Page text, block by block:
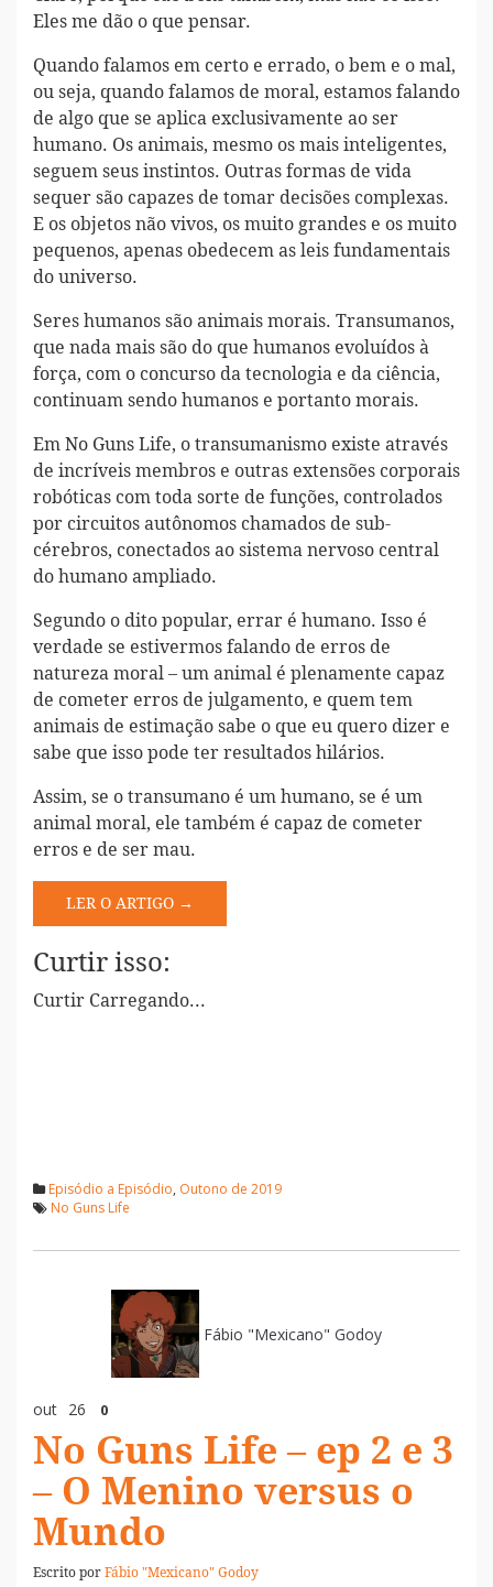
Eles me dão o que pensar.
Quando falamos em certo e errado, o bem e o mal,
ou seja, quando falamos de moral, estamos falando
de algo que se aplica exclusivamente ao ser
humano. Os animais, mesmo os mais inteligentes,
seguem seus instintos. Outras formas de vida
sequer são capazes de tomar decisões complexas.
E os objetos não vivos, os muito grandes e os muito
pequenos, apenas obedecem as leis fundamentais
do universo.
Seres humanos são animais morais. Transumanos,
que nada mais são do que humanos evoluídos à
força, com o concurso da tecnologia e da ciência,
continuam sendo humanos e portanto morais.
Em No Guns Life, o transumanismo existe através
de incríveis membros e outras extensões corporais
robóticas com toda sorte de funções, controlados
por circuitos autônomos chamados de sub-
cérebros, conectados ao sistema nervoso central
do humano ampliado.
Segundo o dito popular, errar é humano. Isso é
verdade se estivermos falando de erros de
natureza moral – um animal é plenamente capaz
de cometer erros de julgamento, e quem tem
animais de estimação sabe o que eu quero dizer e
sabe que isso pode ter resultados hilários.
Assim, se o transumano é um humano, se é um
animal moral, ele também é capaz de cometer
erros e de ser mau.
LER O ARTIGO →
Curtir isso:
Curtir Carregando...
Episódio a Episódio, Outono de 2019
No Guns Life
Fábio "Mexicano" Godoy
out 26 0
No Guns Life – ep 2 e 3
– O Menino versus o
Mundo
Escrito porFábio "Mexicano" Godoy